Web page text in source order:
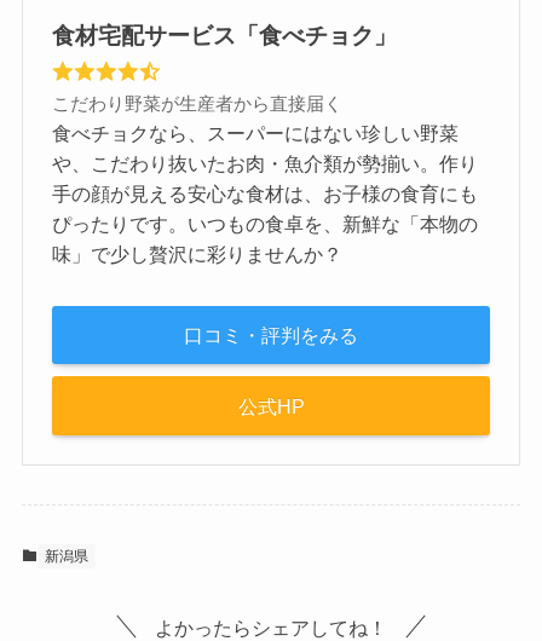
食材宅配サービス「食べチョク」
こだわり野菜が生産者から直接届く
食べチョクなら、スーパーにはない珍しい野菜
や、こだわり抜いたお肉・魚介類が勢揃い。作り
手の顔が見える安心な食材は、お子様の食育にも
ぴったりです。いつもの食卓を、新鮮な「本物の
味」で少し贅沢に彩りませんか？
口コミ・評判をみる
公式HP
新潟県
よかったらシェアしてね！